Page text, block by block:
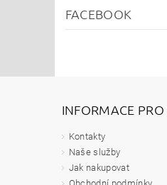
FACEBOOK
INFORMACE PRO
Kontakty
Naše služby
Jak nakupovat